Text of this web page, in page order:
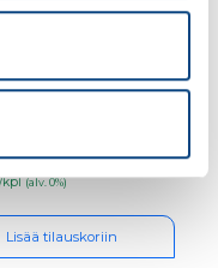
/kpl(alv. 0%)
Lisää tilauskoriin